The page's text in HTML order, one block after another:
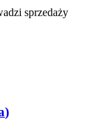
sprzedaży
)